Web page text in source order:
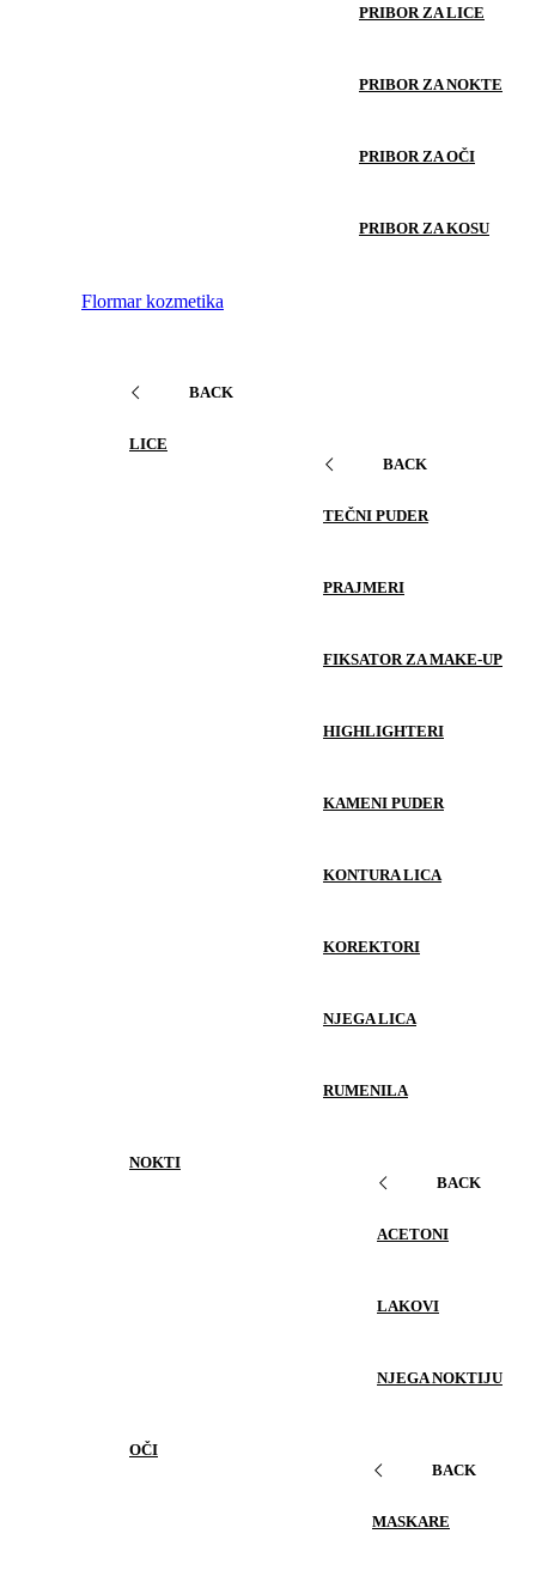
PRIBOR ZA LICE
PRIBOR ZA NOKTE
PRIBOR ZA OČI
PRIBOR ZA KOSU
Flormar kozmetika
BACK
LICE
BACK
TEČNI PUDER
PRAJMERI
FIKSATOR ZA MAKE-UP
HIGHLIGHTERI
KAMENI PUDER
KONTURA LICA
KOREKTORI
NJEGA LICA
RUMENILA
NOKTI
BACK
ACETONI
LAKOVI
NJEGA NOKTIJU
OČI
BACK
MASKARE